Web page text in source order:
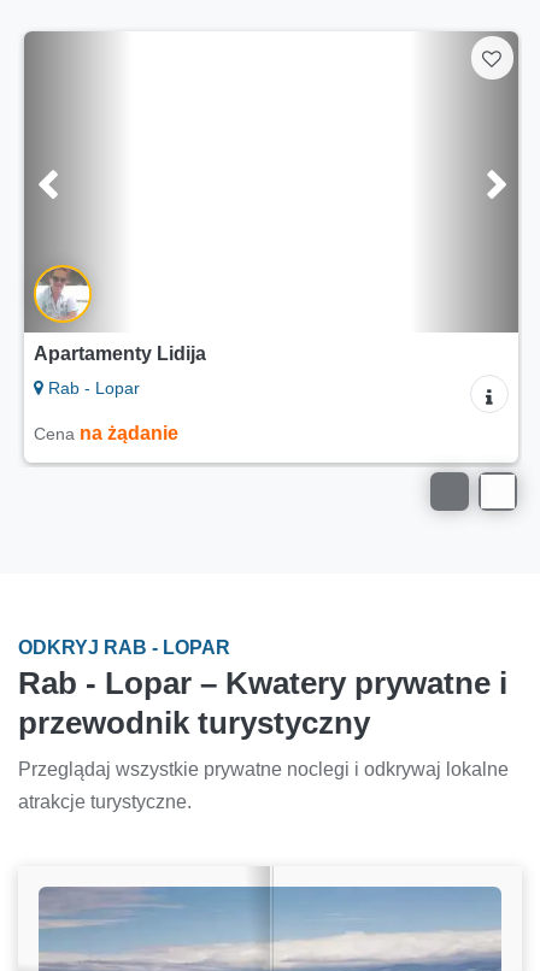
Apartamenty Lidija
Rab - Lopar
Cena na żądanie
ODKRYJ RAB - LOPAR
Rab - Lopar – Kwatery prywatne i
przewodnik turystyczny
Przeglądaj wszystkie prywatne noclegi i odkrywaj lokalne
atrakcje turystyczne.